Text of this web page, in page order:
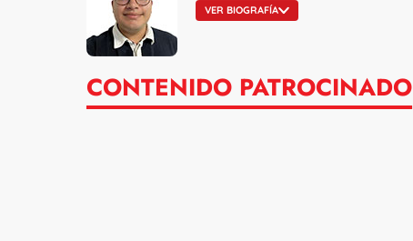
VER BIOGRAFÍA
CONTENIDO PATROCINADO